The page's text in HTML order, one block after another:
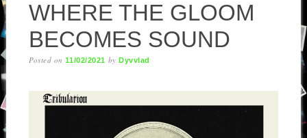
WHERE THE GLOOM
BECOMES SOUND
Posted on11/02/2021 byDyvvlad